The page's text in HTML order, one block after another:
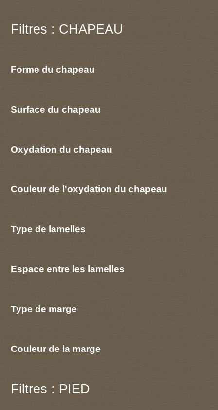
Filtres : CHAPEAU
Forme du chapeau
Surface du chapeau
Oxydation du chapeau
Couleur de l'oxydation du chapeau
Type de lamelles
Espace entre les lamelles
Type de marge
Couleur de la marge
Filtres : PIED